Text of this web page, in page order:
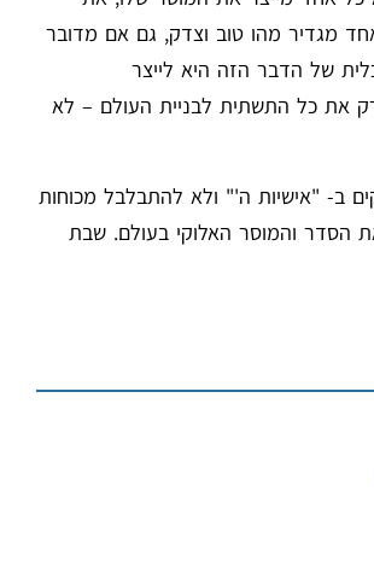
מגדיר מהו טוב וצדק, גם אם מדובר
של הדבר הזה היא לייצר
את כל התשתית לבניית העולם – לא
ב- "אישיות ה'" ולא להתבלבל מכוחות
הסדר והמוסר האלוקי בעולם. שבת